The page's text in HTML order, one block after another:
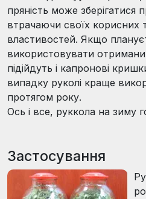
пряність може зберігатися
втрачаючи своїх корисних
властивостей. Якщо
використовувати
підійдуть і капронові
випадку руколі краще
протягом року.
Ось і все, руккола на зиму
Застосування